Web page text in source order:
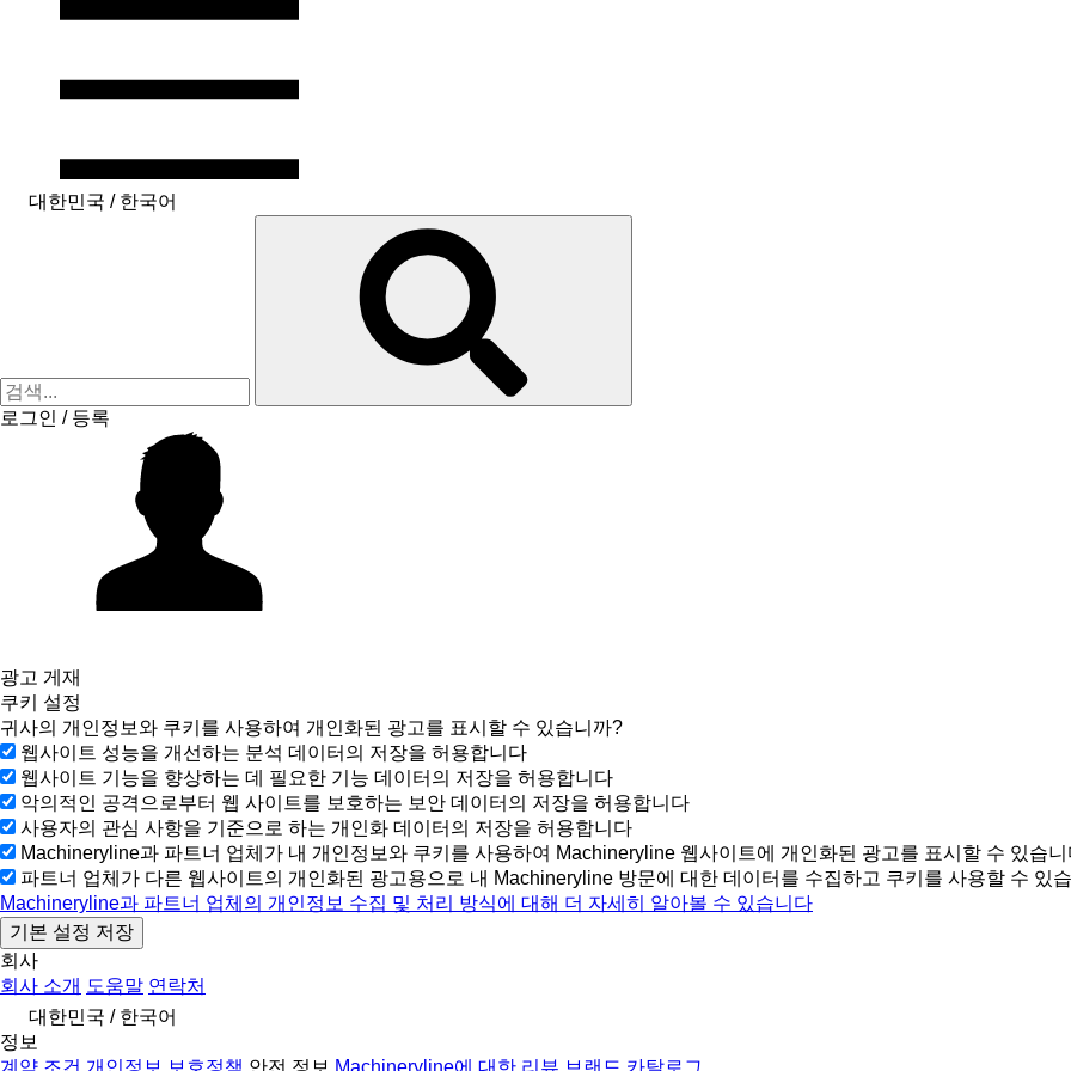
대한민국 / 한국어
로그인 / 등록
광고 게재
쿠키 설정
귀사의 개인정보와 쿠키를 사용하여 개인화된 광고를 표시할 수 있습니까?
웹사이트 성능을 개선하는 분석 데이터의 저장을 허용합니다
웹사이트 기능을 향상하는 데 필요한 기능 데이터의 저장을 허용합니다
악의적인 공격으로부터 웹 사이트를 보호하는 보안 데이터의 저장을 허용합니다
사용자의 관심 사항을 기준으로 하는 개인화 데이터의 저장을 허용합니다
Machineryline과 파트너 업체가 내 개인정보와 쿠키를 사용하여 Machineryline 웹사이트에 개인화된 광고를 표시할 수 있습니
파트너 업체가 다른 웹사이트의 개인화된 광고용으로 내 Machineryline 방문에 대한 데이터를 수집하고 쿠키를 사용할 수 있
Machineryline과 파트너 업체의 개인정보 수집 및 처리 방식에 대해 더 자세히 알아볼 수 있습니다
회사
회사 소개 도움말 연락처
대한민국 / 한국어
정보
계약 조건 개인정보 보호정책 안전 정보 Machineryline에 대한 리뷰 브랜드 카탈로그